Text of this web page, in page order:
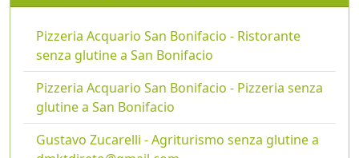
Pizzeria Acquario San Bonifacio - Ristorante
senza glutine a San Bonifacio
Pizzeria Acquario San Bonifacio - Pizzeria senza
glutine a San Bonifacio
Gustavo Zucarelli - Agriturismo senza glutine a